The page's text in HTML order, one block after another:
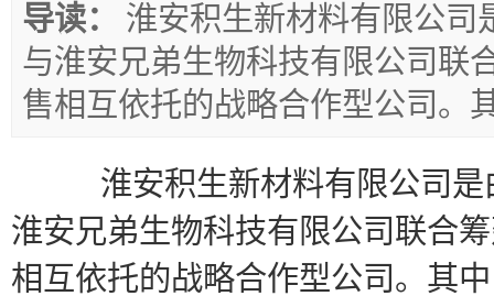
导读：
淮安积生新材料有限公司
与淮安兄弟生物科技有限公司联
售相互依托的战略合作型公司。
淮安积生新材料有限公司
淮安兄弟生物科技有限公司联合
相互依托的战略合作型公司。其